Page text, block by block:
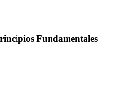
Fundamentales